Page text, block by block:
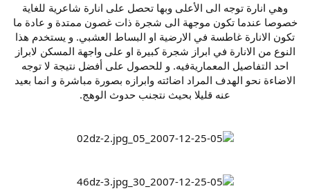
وهي انارة توجه الى الأعلى وبها تحصل على انارة شاعرية للغاية
خصوصا عندما تكون موجهة الى شجرة ذات غصون ممتدة و عادة ما
تكون الانارة غاطسة في الارضية او البساط العشبي. و يستخدم هذا
النوع من الانارة في ابراز شجرة كبيرة او على واجهة المسكن لابراز
احد التفاصيل المعماريةفيه. و للحصول على أفضل نتيجة لا توجه
الاضاءة نحو الهدف المراد اضائته وابرازه بصورة مباشرة و انما بعيد
عنه قليلا بحيث نتجنب حدوث الوهج.